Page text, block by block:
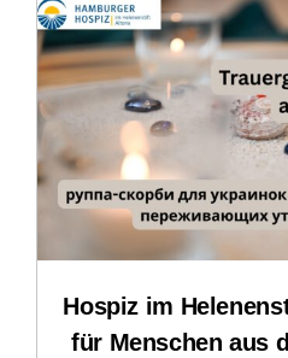
Stellenangebote
Downloads
Impressum
Hospiz im
für Menschen aus